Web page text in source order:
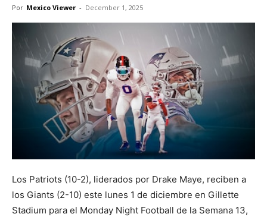
Por Mexico Viewer - December 1, 2025
Los Patriots (10-2), liderados por Drake Maye, reciben a
los Giants (2-10) este lunes 1 de diciembre en Gillette
Stadium para el Monday Night Football de la Semana 13,